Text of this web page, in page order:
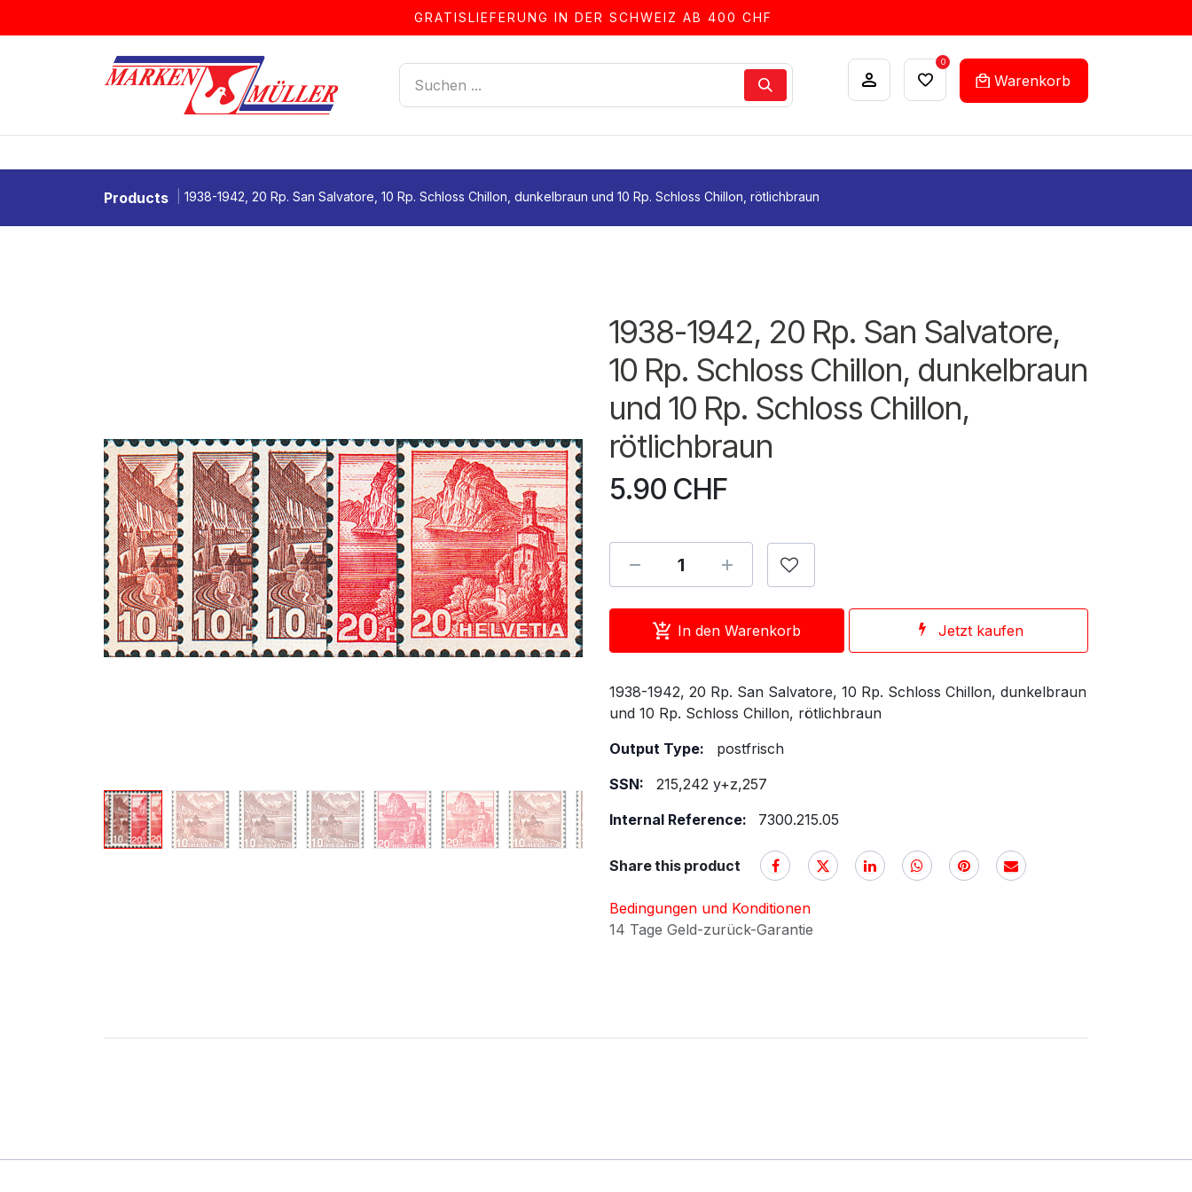
GRATISLIEFERUNG IN DER SCHWEIZ AB 400 CHF
0
Warenkorb
Products 1938-1942, 20 Rp. San Salvatore, 10 Rp. Schloss Chillon, dunkelbraun und 10 Rp. Schloss Chillon, rötlichbraun
1938-1942, 20 Rp. San Salvatore,
10 Rp. Schloss Chillon, dunkelbraun
und 10 Rp. Schloss Chillon,
rötlichbraun
5.90 CHF
In den Warenkorb Jetzt kaufen
1938-1942, 20 Rp. San Salvatore, 10 Rp. Schloss Chillon, dunkelbraun
und 10 Rp. Schloss Chillon, rötlichbraun
Output Type:
postfrisch
SSN:
215,242 y+z,257
Internal Reference:
7300.215.05
Share this product
Bedingungen und Konditionen
14 Tage Geld-zurück-Garantie